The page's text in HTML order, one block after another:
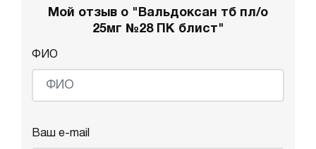
Мой отзыв о "Вальдоксан тб пл/о
25мг №28 ПК блист"
ФИО
Ваш e-mail